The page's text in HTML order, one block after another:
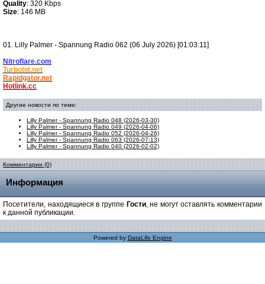
Quality: 320 Kbps
Size: 146 MB
01. Lilly Palmer - Spannung Radio 062 (06 July 2026) [01:03:11]
Nitroflare.com
Turbobit.net
Rapidgator.net
Hotlink.cc
Другие новости по теме:
Lilly Palmer - Spannung Radio 048 (2026-03-30)
Lilly Palmer - Spannung Radio 049 (2026-04-06)
Lilly Palmer - Spannung Radio 052 (2026-04-26)
Lilly Palmer - Spannung Radio 063 (2026-07-13)
Lilly Palmer - Spannung Radio 040 (2026-02-02)
Комментарии (0)
Информация
Посетители, находящиеся в группе Гости, не могут оставлять комментарии
к данной публикации.
Powered by DataLife Engine